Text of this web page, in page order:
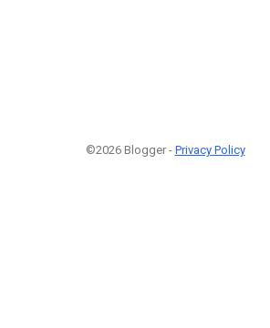
©2026 Blogger - Privacy Policy